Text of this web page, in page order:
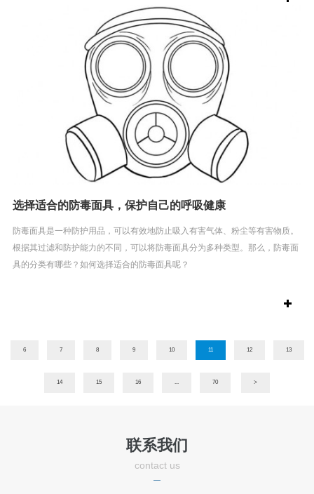
选择适合的防毒面具，保护自己的呼吸健康
防毒面具是一种防护用品，可以有效地防止吸入有害气体、粉尘等有害物质。
根据其过滤和防护能力的不同，可以将防毒面具分为多种类型。那么，防毒面
具的分类有哪些？如何选择适合的防毒面具呢？
6 7 8 9 10 11 12 13
14 15 16 ... 70 >
联系我们
contact us